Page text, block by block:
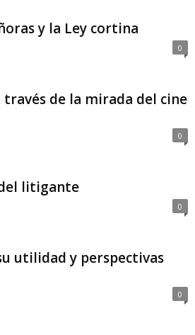
y la Ley cortina
0
de la mirada del cine
0
litigante
0
utilidad y perspectivas
0